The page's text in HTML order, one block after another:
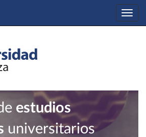
estudios
universitarios